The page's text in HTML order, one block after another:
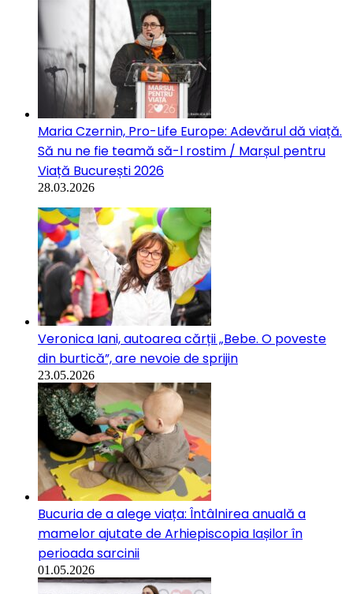
Maria Czernin, Pro-Life Europe: Adevărul dă viață.
Să nu ne fie teamă să-l rostim / Marșul pentru
Viață București 2026
28.03.2026
Veronica Iani, autoarea cărții „Bebe. O poveste
din burtică”, are nevoie de sprijin
23.05.2026
Bucuria de a alege viața: Întâlnirea anuală a
mamelor ajutate de Arhiepiscopia Iașilor în
perioada sarcinii
01.05.2026